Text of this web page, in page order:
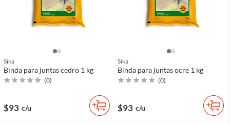
Sika
Binda para juntas cedro 1 kg
(0)
$93 c/u
Sika
Binda para juntas ocre 1 kg
(0)
$93 c/u